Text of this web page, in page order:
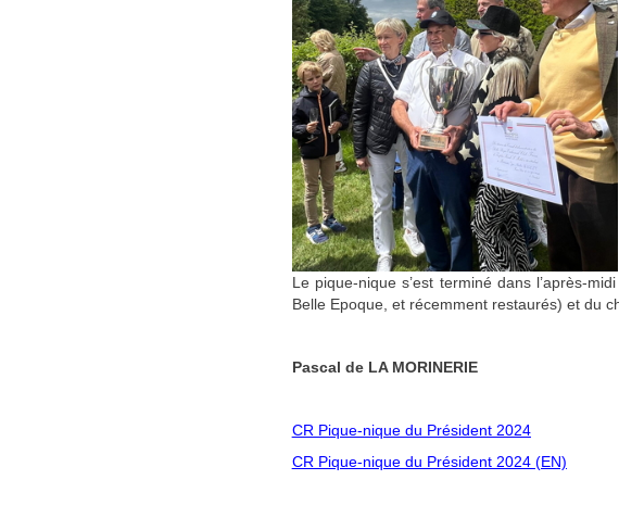
Le pique-nique s’est terminé dans l’après-
Belle Epoque, et récemment restaurés) et du
Pascal de LA MORINERIE
CR Pique-nique du Président 2024
CR Pique-nique du Président 2024 (EN)